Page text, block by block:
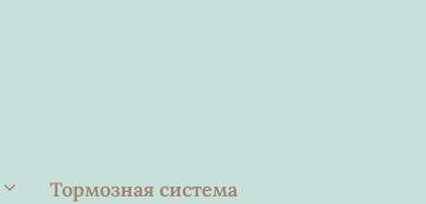
Тормозная система